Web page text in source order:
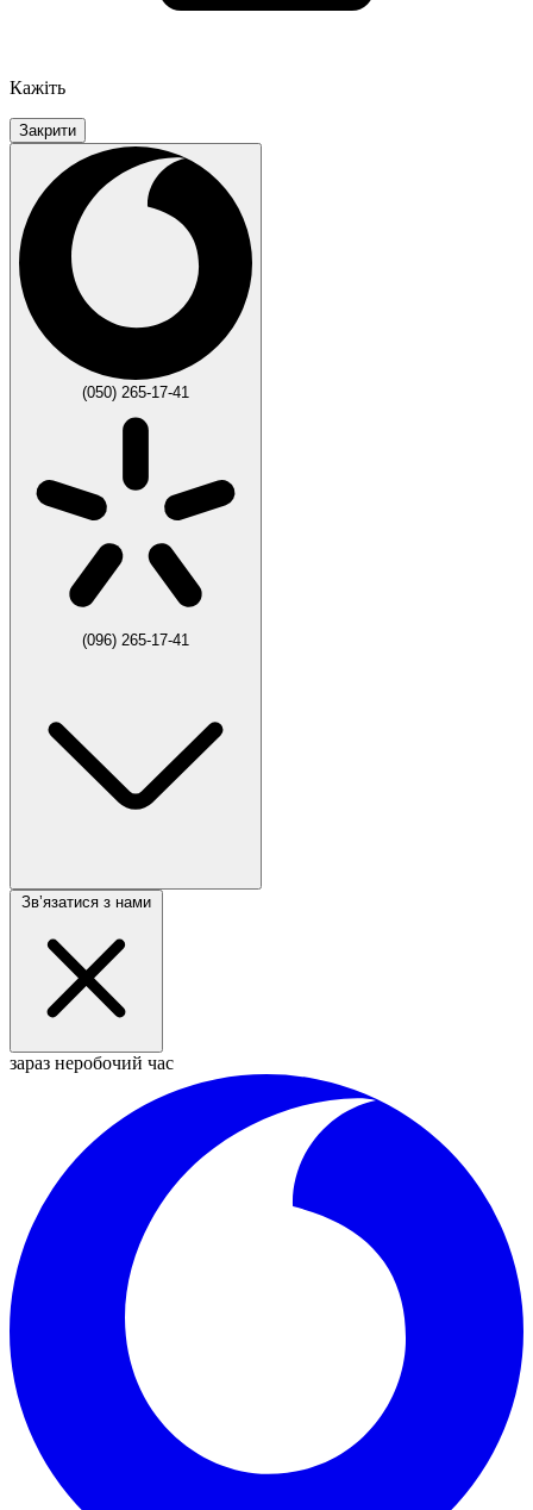
Кажіть
Закрити
(050) 265-17-41
(096) 265-17-41
Звʼязатися з нами
зараз неробочий час